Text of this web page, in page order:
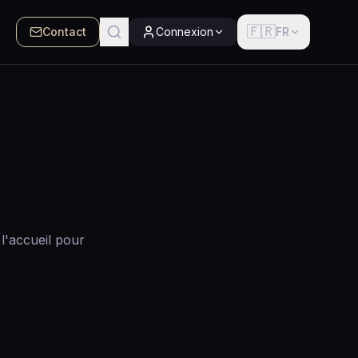
Contact Connexion 🇫🇷FR
pour